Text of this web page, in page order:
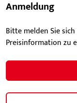
Anmeldung
Bitte melden Sie
Preisinformation zu